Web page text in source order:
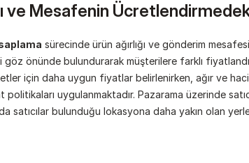
ve Mesafenin
sürecinde ürün ağırlığı ve gönderim
göz önünde bulundurarak müşterilere farklı
için daha uygun fiyatlar belirlenirken, ağır ve
uygulanmaktadır. Pazarama üzerinde
satıcılar bulunduğu lokasyona daha yakın olan